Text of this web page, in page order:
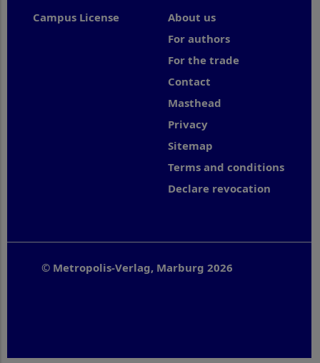
Campus License
About us
For authors
For the trade
Contact
Masthead
Privacy
Sitemap
Terms and conditions
Declare revocation
© Metropolis-Verlag, Marburg 2026